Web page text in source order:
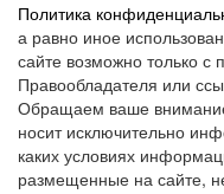
Политика
а равно иное
сайте возможно только с
Правообладателя или
Обращаем ваше
носит исключительно
каких условиях
размещенные на сайте,